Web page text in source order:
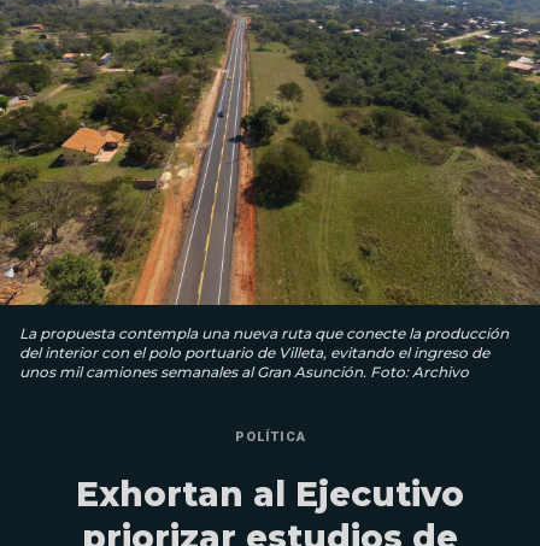
La propuesta contempla una nueva ruta que conecte la producción
del interior con el polo portuario de Villeta, evitando el ingreso de
unos mil camiones semanales al Gran Asunción. Foto: Archivo
POLÍTICA
Exhortan al Ejecutivo
priorizar estudios de